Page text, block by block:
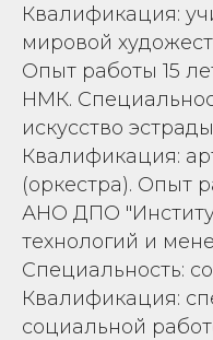
Квалификация:
мировой
Опыт работы 15
НМК.
искусство
Квалификация:
(оркестра). Опыт
АНО ДПО
технологий и
Специальность:
Квалификация:
социальной